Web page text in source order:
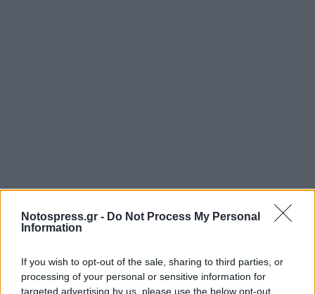
Notospress.gr - Do Not Process My Personal
Information
If you wish to opt-out of the sale, sharing to third parties, or
processing of your personal or sensitive information for
targeted advertising by us, please use the below opt-out